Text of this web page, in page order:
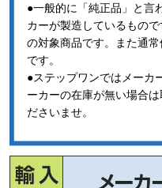
●一般的に「純正品」と言
カーが製造しているもの
の対象商品です。また通
です。
●ステップワンではメーカ
ーカーの在庫が無い場合
ださいませ。